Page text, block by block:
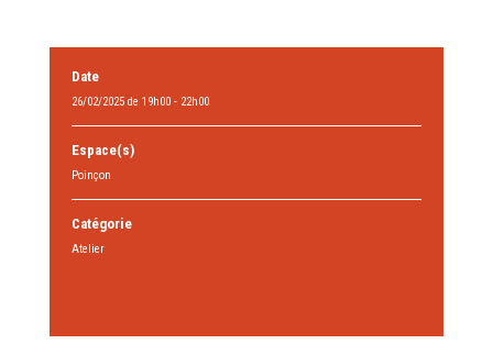
Date
26/02/2025 de 19h00 - 22h00
Espace(s)
Poinçon
Catégorie
Atelier